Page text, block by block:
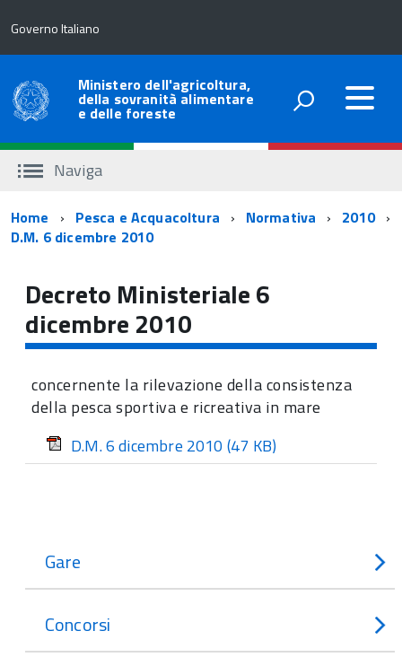
Governo Italiano
Ministero dell'agricoltura,
della sovranità alimentare
e delle foreste
Naviga
Percorso
di
navigazione
Home Pesca e Acquacoltura Normativa
2010
D.M. 6 dicembre 2010
Decreto Ministeriale 6
dicembre 2010
concernente la rilevazione della consistenza
della pesca sportiva e ricreativa in mare
D.M. 6 dicembre 2010 (47 KB)
Gare
Concorsi